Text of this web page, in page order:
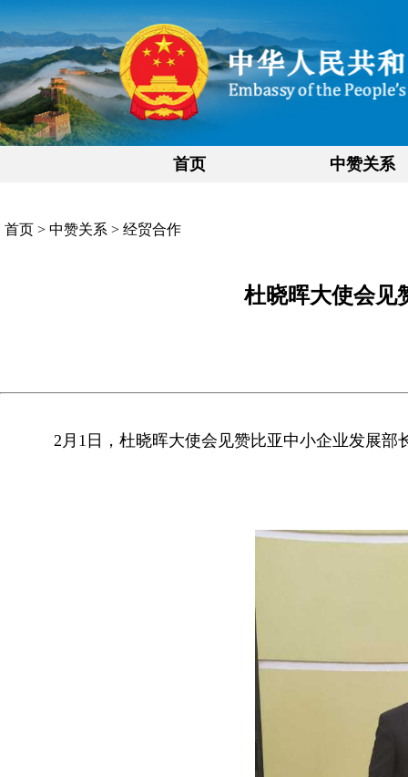
首页 中赞关系
首页 > 中赞关系 > 经贸合作
杜晓晖大使会见
2月1日，杜晓晖大使会见赞比亚中小企业发展部